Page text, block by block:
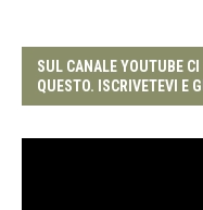
SUL CANALE YOUTUBE
QUESTO. ISCRIVETEVI E